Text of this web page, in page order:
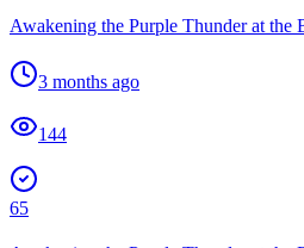
Awakening the Purple Thunder at
3 months ago
144
65